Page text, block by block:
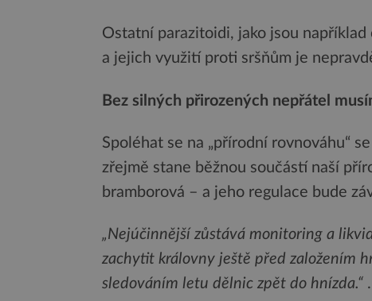
Ostatní parazitoidi, jako jsou například
a jejich využití proti sršňům je
Bez silných přirozených nepřátel
Spoléhat se na „přírodní rovnováhu“
zřejmě stane běžnou součástí naší
bramborová – a jeho regulace bude
„Nejúčinnější zůstává monitoring a
zachytit královny ještě před založením
sledováním letu dělnic zpět do hnízda.“ .